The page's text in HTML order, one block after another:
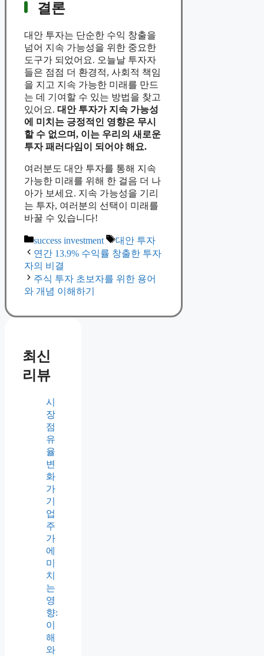
결론
대안 투자는 단순한 수익 창출을
넘어 지속 가능성을 위한 중요한
도구가 되었어요. 오늘날 투자자
들은 점점 더 환경적, 사회적 책임
을 지고 지속 가능한 미래를 만드
는 데 기여할 수 있는 방법을 찾고
있어요. 대안 투자가 지속 가능성
에 미치는 긍정적인 영향은 무시
할 수 없으며, 이는 우리의 새로운
투자 패러다임이 되어야 해요.
여러분도 대안 투자를 통해 지속
가능한 미래를 위해 한 걸음 더 나
아가 보세요. 지속 가능성을 기리
는 투자, 여러분의 선택이 미래를
바꿀 수 있습니다!
Categories
success investment Tags
대안 투자
연간 13.9% 수익률 창출한 투자
자의 비결
주식 투자 초보자를 위한 용어
와 개념 이해하기
최신
리뷰
시
장
점
유
율
변
화
가
기
업
주
가
에
미
치
는
영
향:
이
해
와